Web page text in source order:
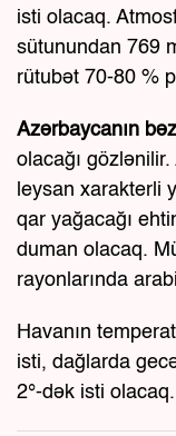
isti olacaq.
sütunundan 769
rütubət 70-80 %
Azərbaycanın
olacağı gözlənilir.
leysan xarakterli
qar yağacağı
duman olacaq.
rayonlarında
Havanın
isti, dağlarda
2°-dək isti olacaq.